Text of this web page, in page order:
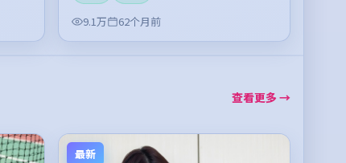
9.1万
62个月前
查看更多 →
最新